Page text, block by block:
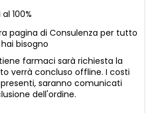
100%
pagina di Consulenza per tutto
bisogno
farmaci sarà richiesta la
verrà concluso offline. I costi
saranno comunicati
dell'ordine.